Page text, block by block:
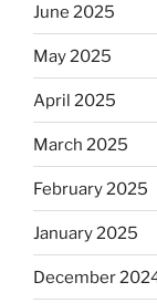
June 2025
May 2025
April 2025
March 2025
February 2025
January 2025
December